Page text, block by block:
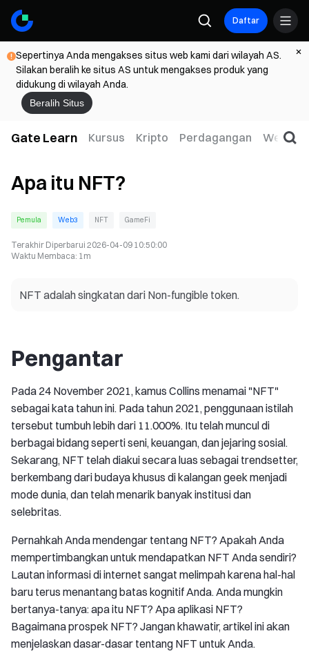
Daftar
Sepertinya Anda mengakses situs web kami dari wilayah AS.
Silakan beralih ke situs AS untuk mengakses produk yang
didukung di wilayah Anda.
Beralih Situs
Gate Learn Kursus Kripto Perdagangan Web3
Apa itu NFT?
Pemula Web3 NFT GameFi
Terakhir Diperbarui 2026-04-09 10:50:00
Waktu Membaca: 1m
NFT adalah singkatan dari Non-fungible token.
Pengantar
Pada 24 November 2021, kamus Collins menamai "NFT"
sebagai kata tahun ini. Pada tahun 2021, penggunaan istilah
tersebut tumbuh lebih dari 11.000%. Itu telah muncul di
berbagai bidang seperti seni, keuangan, dan jejaring sosial.
Sekarang, NFT telah diakui secara luas sebagai trendsetter,
berkembang dari budaya khusus di kalangan geek menjadi
mode dunia, dan telah menarik banyak institusi dan
selebritas.
Pernahkah Anda mendengar tentang NFT? Apakah Anda
mempertimbangkan untuk mendapatkan NFT Anda sendiri?
Lautan informasi di internet sangat melimpah karena hal-hal
baru terus menantang batas kognitif Anda. Anda mungkin
bertanya-tanya: apa itu NFT? Apa aplikasi NFT?
Bagaimana prospek NFT? Jangan khawatir, artikel ini akan
menjelaskan dasar-dasar tentang NFT untuk Anda.